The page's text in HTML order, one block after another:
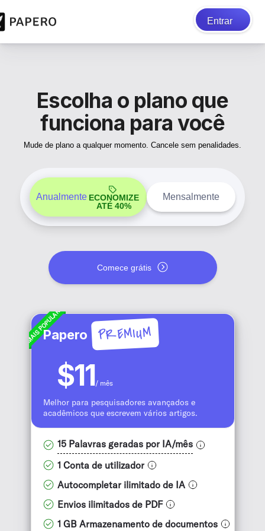
Entrar
Escolha o plano que
funciona para você
Mude de plano a qualquer momento. Cancele sem penalidades.
Anualmente ECONOMIZE
ATÉ 40%
Mensalmente
Comece grátis
MAIS POPULAR
Papero PREMIUM
$11/ mês
Melhor para pesquisadores avançados e
acadêmicos que escrevem vários artigos.
15 Palavras geradas por IA/mês
1 Conta de utilizador
Autocompletar ilimitado de IA
Envios ilimitados de PDF
1 GB Armazenamento de documentos